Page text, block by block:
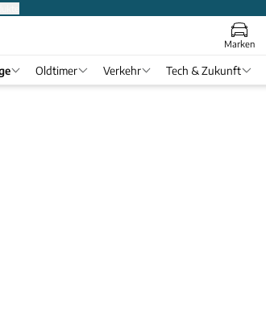
Marken
Oldtimer Verkehr Tech & Zukunft